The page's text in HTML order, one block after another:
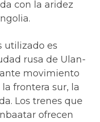
con la aridez
utilizado es
rusa de Ulan-
movimiento
frontera sur, la
Los trenes que
ofrecen